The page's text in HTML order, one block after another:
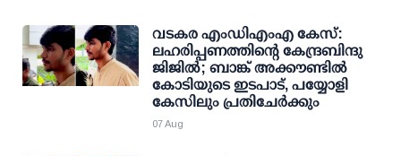
വടകര എംഡിഎംഎ കേസ്:
ലഹരിപ്പണത്തിന്റെ കേന്ദ്രബിന്ദു
ജിജില്‍; ബാങ്ക് അക്കൗണ്ടില്‍
കോടിയുടെ ഇടപാട്, പയ്യോളി
കേസിലും പ്രതിചേര്‍ക്കും
07 Aug